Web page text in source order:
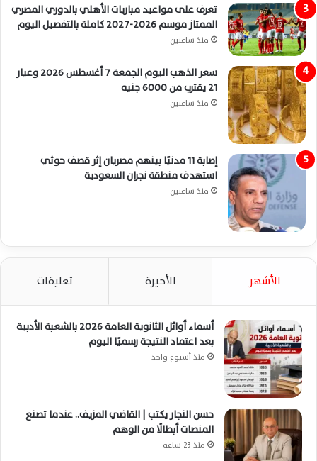
تعرف على مواعيد مباريات الأهلي بالدوري المصري
الممتاز موسم 2026-2027 كاملة بالتفصيل اليوم
منذ ساعتين
سعر الذهب اليوم الجمعة 7 أغسطس 2026 وعيار
21 يقترب من 6000 جنيه
منذ ساعتين
إصابة 11 مدنيًا بينهم مصريان إثر قصف حوثي
استهدف منطقة نجران السعودية
منذ ساعتين
الأشهر الأخيرة تعليقات
أسماء أوائل الثانوية العامة 2026 بالشعبة الأدبية
بعد اعتماد النتيجة رسميًا اليوم
منذ أسبوع واحد
حسن النجار يكتب | القاضي المزيف.. عندما تصنع
المنصات أبطالًا من الوهم
منذ 23 ساعة